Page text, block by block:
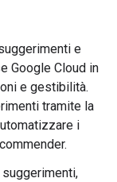
e
Google Cloud in
e gestibilità.
tramite la
i